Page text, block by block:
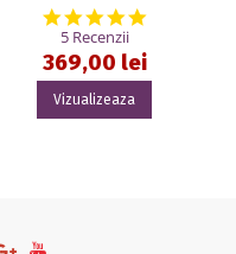
5.0 star
5 Recenzii
369,00 lei
Vizualizeaza